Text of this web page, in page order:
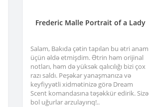
Frederic Malle Portrait of a Lady
Salam, Bakıda çətin tapılan bu ətri anam
üçün əldə etmişdim. Ətrin həm orijinal
notları, həm də yüksək qalıcılığı bizi çox
razı saldı. Peşəkar yanaşmanıza və
keyfiyyətli xidmətinizə görə Dream
Scent komandasına təşəkkür edirik. Sizə
bol uğurlar arzulayırıq!..